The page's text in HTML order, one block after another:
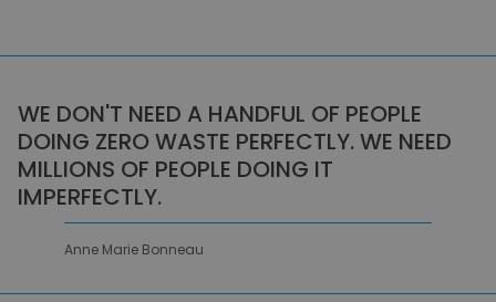
WE DON'T NEED A HANDFUL OF PEOPLE
DOING ZERO WASTE PERFECTLY. WE NEED
MILLIONS OF PEOPLE DOING IT
IMPERFECTLY.
Anne Marie Bonneau